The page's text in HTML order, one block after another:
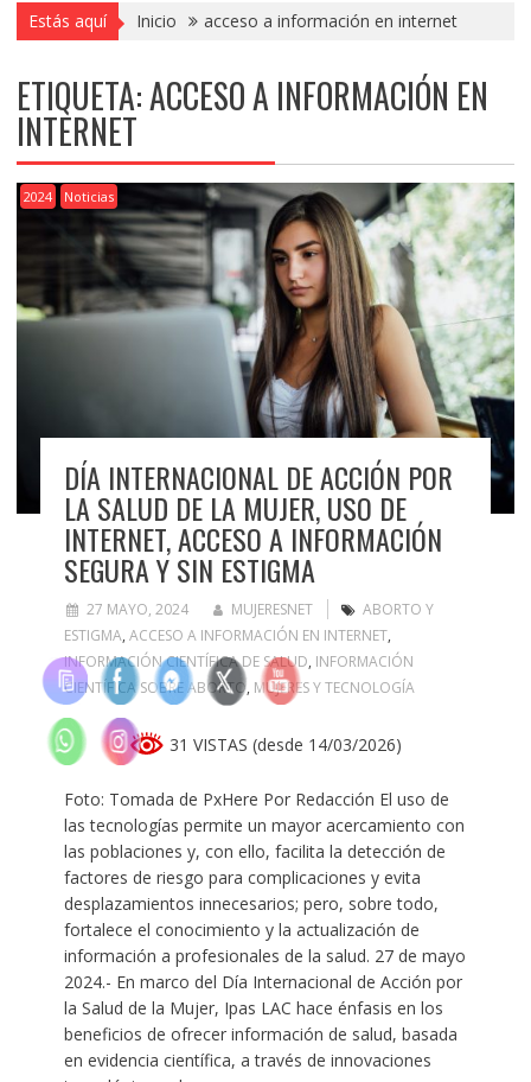
Estás aquí Inicio acceso a información en internet
ETIQUETA:ACCESO A INFORMACIÓN EN
INTERNET
2024 Noticias
DÍA INTERNACIONAL DE ACCIÓN POR
LA SALUD DE LA MUJER, USO DE
INTERNET, ACCESO A INFORMACIÓN
SEGURA Y SIN ESTIGMA
27 MAYO, 2024 MUJERESNET
ABORTO Y
ESTIGMA, ACCESO A INFORMACIÓN EN INTERNET,
INFORMACIÓN CIENTÍFICA DE SALUD, INFORMACIÓN
CIENTÍFICA SOBRE ABORTO, MUJERES Y TECNOLOGÍA
31 VISTAS (desde 14/03/2026)
Foto: Tomada de PxHere Por Redacción El uso de
las tecnologías permite un mayor acercamiento con
las poblaciones y, con ello, facilita la detección de
factores de riesgo para complicaciones y evita
desplazamientos innecesarios; pero, sobre todo,
fortalece el conocimiento y la actualización de
información a profesionales de la salud. 27 de mayo
2024.- En marco del Día Internacional de Acción por
la Salud de la Mujer, Ipas LAC hace énfasis en los
beneficios de ofrecer información de salud, basada
en evidencia científica, a través de innovaciones